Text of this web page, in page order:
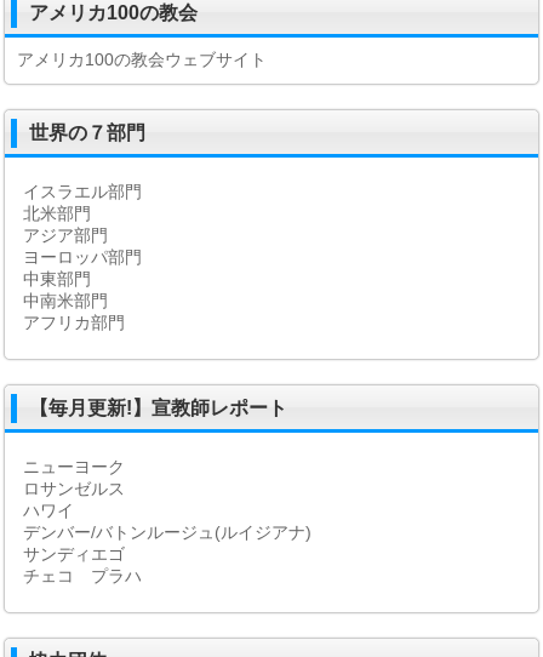
アメリカ100の教会
アメリカ100の教会ウェブサイト
世界の７部門
イスラエル部門
北米部門
アジア部門
ヨーロッパ部門
中東部門
中南米部門
アフリカ部門
【毎月更新!】宣教師レポート
ニューヨーク
ロサンゼルス
ハワイ
デンバー/バトンルージュ(ルイジアナ)
サンディエゴ
チェコ プラハ